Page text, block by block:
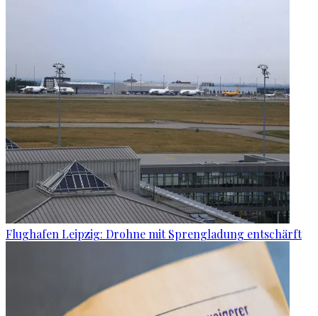
Flughafen Leipzig: Drohne mit Sprengladung entschärft